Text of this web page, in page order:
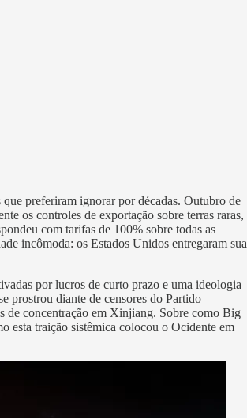
preferiram ignorar por décadas. Outubro de
os controles de exportação sobre terras raras,
com tarifas de 100% sobre todas as
incômoda: os Estados Unidos entregaram sua
por lucros de curto prazo e uma ideologia
prostrou diante de censores do Partido
de concentração em Xinjiang. Sobre como Big
esta traição sistêmica colocou o Ocidente em